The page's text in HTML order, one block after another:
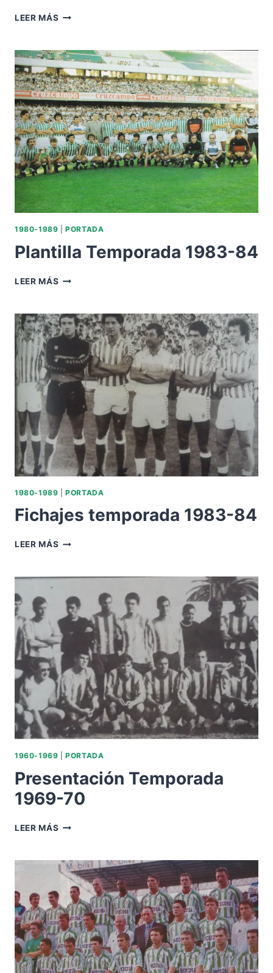
LEER MÁS PRESENTACIÓN
90
1980-1989 |PORTADA
Plantilla Temporada 1983-84
LEER MÁS PLANTILLA
84
1980-1989 |PORTADA
Fichajes temporada 1983-84
LEER MÁS FICHAJES
84
1960-1969 |PORTADA
Presentación Temporada
1969-70
LEER MÁS PRESENTACIÓN
70